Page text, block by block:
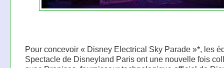
Pour concevoir « Disney Electrical Sky Parade »*, les
Spectacle de Disneyland Paris ont une nouvelle fois